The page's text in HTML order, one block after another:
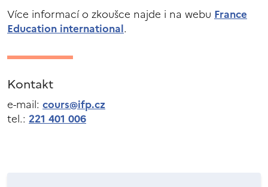
Více informací o zkoušce najde i na webu France
Education international.
Kontakt
e-mail: cours@ifp.cz
tel.: 221 401 006